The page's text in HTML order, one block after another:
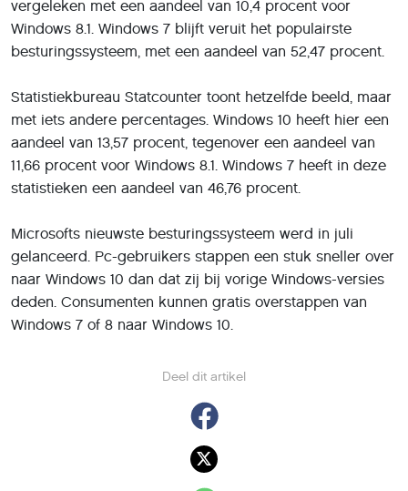
Deel dit artikel
vergeleken met een aandeel van 10,4 procent voor
Windows 8.1. Windows 7 blijft veruit het populairste
besturingssysteem, met een aandeel van 52,47 procent.
Statistiekbureau Statcounter toont hetzelfde beeld, maar
met iets andere percentages. Windows 10 heeft hier een
aandeel van 13,57 procent, tegenover een aandeel van
11,66 procent voor Windows 8.1. Windows 7 heeft in deze
statistieken een aandeel van 46,76 procent.
Microsofts nieuwste besturingssysteem werd in juli
gelanceerd. Pc-gebruikers stappen een stuk sneller over
naar Windows 10 dan dat zij bij vorige Windows-versies
deden. Consumenten kunnen gratis overstappen van
Windows 7 of 8 naar Windows 10.